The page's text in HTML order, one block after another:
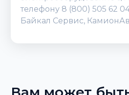
телефону 8 (800) 505 62
Байкал Сервис,